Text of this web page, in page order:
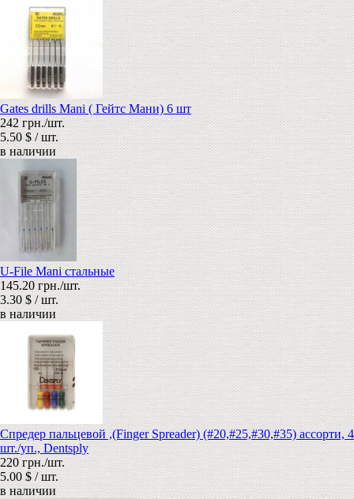
Gates drills Mani ( Гейтс Мани) 6 шт
242 грн./шт.
5.50 $ / шт.
в наличии
U-File Mani стальные
145.20 грн./шт.
3.30 $ / шт.
в наличии
Спредер пальцевой ,(Finger Spreader) (#20,#25,#30,#35) ассорти, 4
шт./уп., Dentsply
220 грн./шт.
5.00 $ / шт.
в наличии